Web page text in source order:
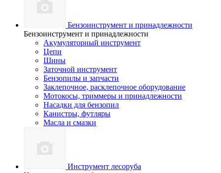
Бензоинструмент и принадлежности
Бензоинструмент и принадлежности
Акумуляторный инструмент
Цепи
Шины
Заточной инструмент
Бензопилы и запчасти
Заклепочное, расклепочное оборудование
Мотокосы, триммеры и принадлежности
Насадки для бензопил
Канистры, футляры
Масла и смазки
Инструмент лесоруба